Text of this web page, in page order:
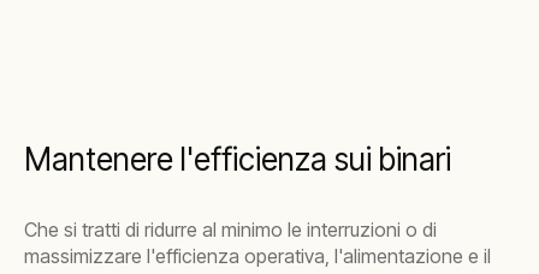
Mantenere l'efficienza sui binari
Che si tratti di ridurre al minimo le interruzioni o di
massimizzare l'efficienza operativa, l'alimentazione e il